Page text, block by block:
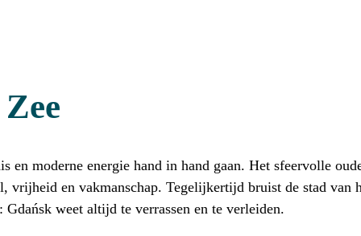
en moderne energie hand in hand gaan. Het sfeervolle
en vakmanschap. Tegelijkertijd bruist de stad van
weet altijd te verrassen en te verleiden.